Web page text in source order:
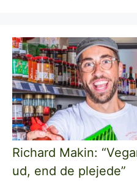
Richard Makin:
ud, end de plejede”